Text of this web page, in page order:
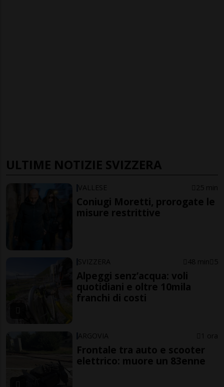
ULTIME NOTIZIE SVIZZERA
VALLESE 25 min
Coniugi Moretti, prorogate le
misure restrittive
SVIZZERA 48 min 5
Alpeggi senz’acqua: voli
quotidiani e oltre 10mila
franchi di costi
ARGOVIA 1 ora
Frontale tra auto e scooter
elettrico: muore un 83enne